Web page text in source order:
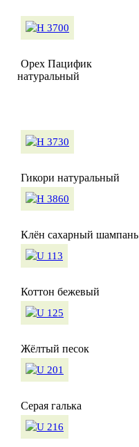
Орех Пацифик
натуральный
Гикори натуральный
Клён сахарный шампань
Коттон бежевый
Жёлтый песок
Серая галька